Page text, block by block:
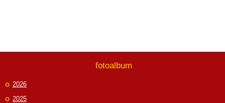
fotoalbum
2026
2025